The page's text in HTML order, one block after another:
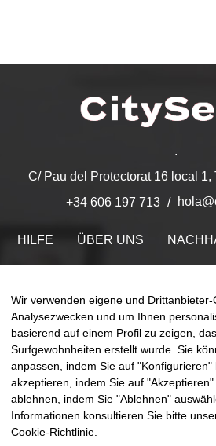
.
C/ Pau del Protectorat 16 local 1,
+34 606 197 713
HILFE ÜBER UNS
Finden Sie uns
DE
Wir verwenden eigene und Drittanbieter-
Analysezwecken und um Ihnen
basierend auf einem Profil zu zeigen,
Surfgewohnheiten erstellt wurde. Sie
anpassen, indem Sie auf "Konfigurieren"
akzeptieren, indem Sie auf
ablehnen, indem Sie "Ablehnen"
Informationen konsultieren Sie bitte
Cookie-Richtlinie